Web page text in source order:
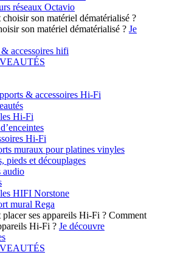
réseaux Octavio
son matériel dématérialisé ? Je
accessoires hifi
& accessoires Hi-Fi
Hi-Fi
Hi-Fi
muraux pour platines vinyles
pieds et découplages
audio
HIFI Norstone
mural Rega
Comment
Hi-Fi ? Je découvre